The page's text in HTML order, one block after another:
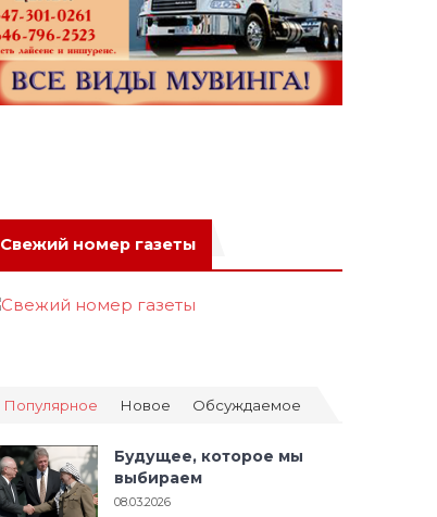
Свежий номер газеты
Популярное Новое Обсуждаемое
Будущее, которое мы
выбираем
08.03.2026